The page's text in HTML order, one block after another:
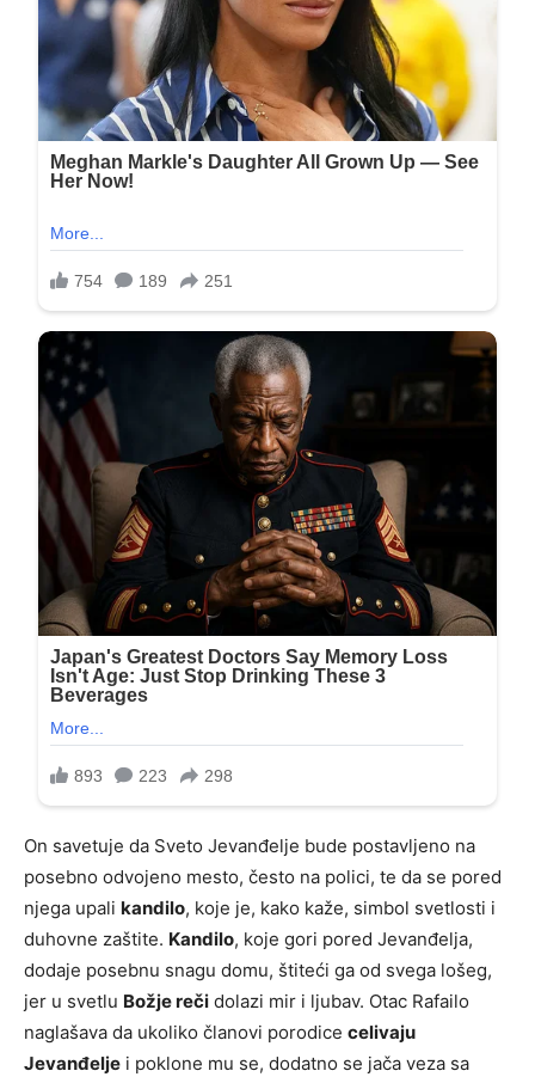
On savetuje da Sveto Jevanđelje bude postavljeno na
posebno odvojeno mesto, često na polici, te da se pored
njega upali kandilo, koje je, kako kaže, simbol svetlosti i
duhovne zaštite. Kandilo, koje gori pored Jevanđelja,
dodaje posebnu snagu domu, štiteći ga od svega lošeg,
jer u svetlu Božje reči dolazi mir i ljubav. Otac Rafailo
naglašava da ukoliko članovi porodice celivaju
Jevanđelje i poklone mu se, dodatno se jača veza sa